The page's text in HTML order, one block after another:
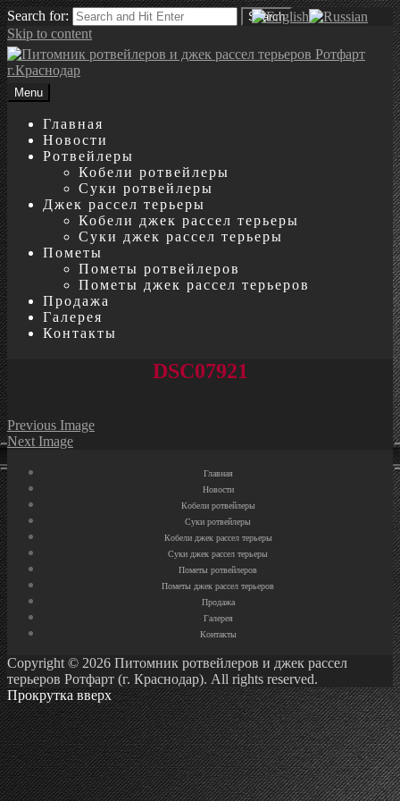
Search for: Search
Skip to content
Menu
Главная
Новости
Ротвейлеры
Кобели ротвейлеры
Суки ротвейлеры
Джек рассел терьеры
Кобели джек рассел терьеры
Суки джек рассел терьеры
Пометы
Пометы ротвейлеров
Пометы джек рассел терьеров
Продажа
Галерея
Контакты
DSC07921
Previous Image
Next Image
Главная
Новости
Кобели ротвейлеры
Суки ротвейлеры
Кобели джек рассел терьеры
Суки джек рассел терьеры
Пометы ротвейлеров
Пометы джек рассел терьеров
Продажа
Галерея
Контакты
Copyright © 2026 Питомник ротвейлеров и джек рассел
терьеров Ротфарт (г. Краснодар). All rights reserved.
Прокрутка вверх